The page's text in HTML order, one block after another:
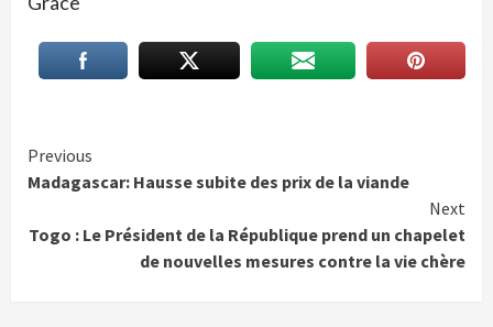
Continue
Reading
Previous
Madagascar: Hausse subite des prix de la viande
Next
Togo : Le Président de la République prend un chapelet
de nouvelles mesures contre la vie chère